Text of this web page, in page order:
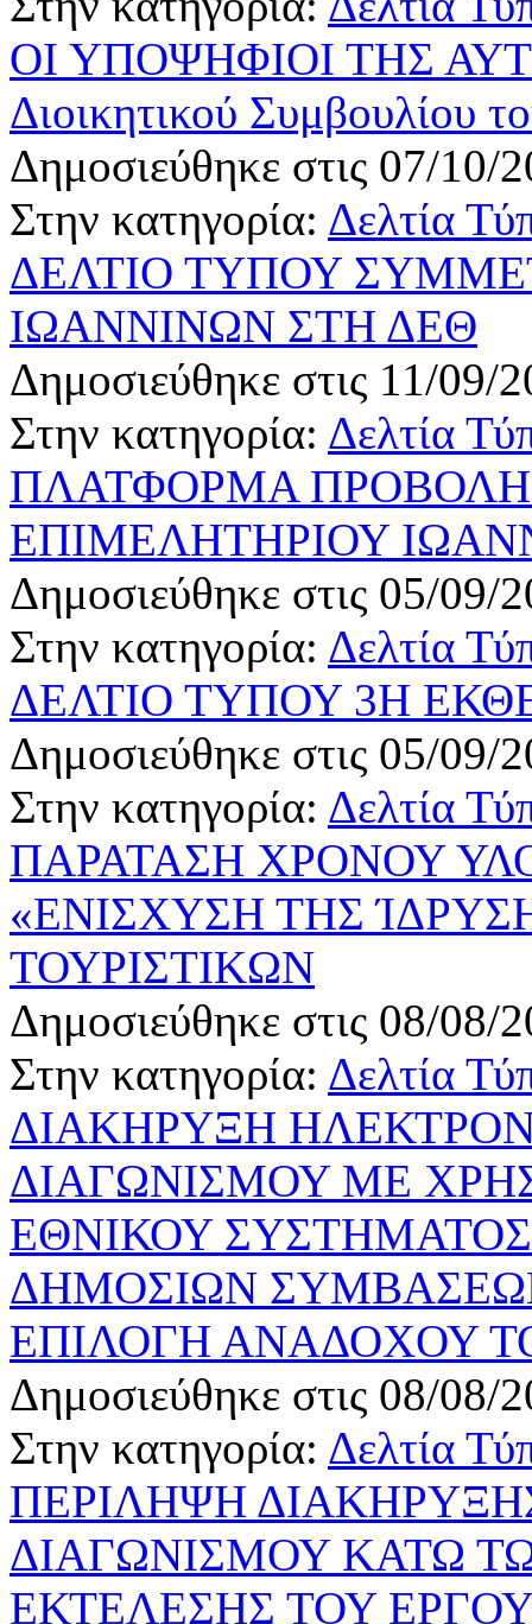
ΟΙ ΥΠΟΨΗΦΙΟΙ ΤΗΣ
Διοικητικού Συμβουλίου
Δημοσιεύθηκε στις 07/10/
Στην κατηγορία: Δελτία
ΔΕΛΤΙΟ ΤΥΠΟΥ
ΙΩΑΝΝΙΝΩΝ ΣΤΗ ΔΕΘ
Δημοσιεύθηκε στις 11/09/
Στην κατηγορία: Δελτία
ΠΛΑΤΦΟΡΜΑ
ΕΠΙΜΕΛΗΤΗΡΙΟΥ
Δημοσιεύθηκε στις 05/09/
Στην κατηγορία: Δελτία
ΔΕΛΤΙΟ ΤΥΠΟΥ 3Η
Δημοσιεύθηκε στις 05/09/
Στην κατηγορία: Δελτία
ΠΑΡΑΤΑΣΗ ΧΡΟΝΟΥ
«ΕΝΙΣΧΥΣΗ ΤΗΣ
ΤΟΥΡΙΣΤΙΚΩΝ
Δημοσιεύθηκε στις 08/08/
Στην κατηγορία: Δελτία
ΔΙΑΚΗΡΥΞΗ
ΔΙΑΓΩΝΙΣΜΟΥ ΜΕ
ΕΘΝΙΚΟΥ
ΔΗΜΟΣΙΩΝ
ΕΠΙΛΟΓΗ ΑΝΑΔΟΧΟΥ
Δημοσιεύθηκε στις 08/08/
Στην κατηγορία: Δελτία
ΠΕΡΙΛΗΨΗ
ΔΙΑΓΩΝΙΣΜΟΥ ΚΑΤΩ
ΕΚΤΕΛΕΣΗΣ ΤΟΥ